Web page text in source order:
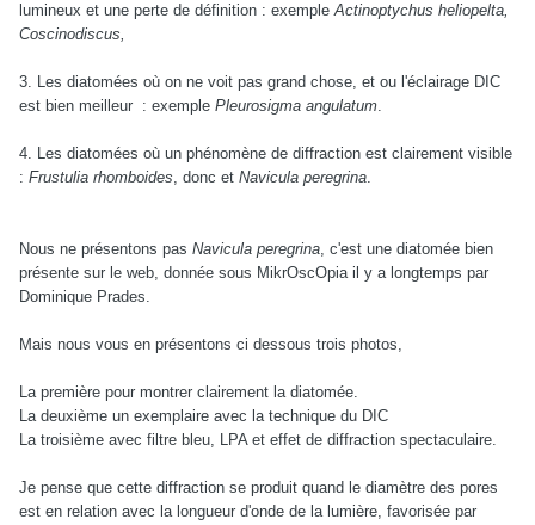
lumineux et une perte de définition : exempleActinoptychus heliopelta,
Coscinodiscus,
3. Les diatomées où on ne voit pas grand chose, et ou l'éclairage DIC
est bien meilleur : exemple Pleurosigma angulatum.
4. Les diatomées où un phénomène de diffraction est clairement visible
: Frustulia rhomboides, donc et Navicula peregrina.
Nous ne présentons pas Navicula peregrina, c'est une diatomée bien
présente sur le web, donnée sous MikrOscOpia il y a longtemps par
Dominique Prades.
Mais nous vous en présentons ci dessous trois photos,
La première pour montrer clairement la diatomée.
La deuxième un exemplaire avec la technique du DIC
La troisième avec filtre bleu, LPA et effet de diffraction spectaculaire.
Je pense que cette diffraction se produit quand le diamètre des pores
est en relation avec la longueur d'onde de la lumière, favorisée par